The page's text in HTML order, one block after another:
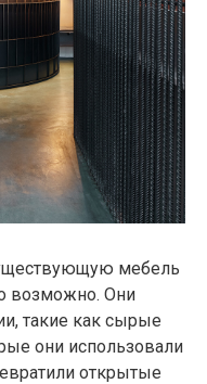
мебель
возможно. Они
такие как сырые
они использовали
открытые